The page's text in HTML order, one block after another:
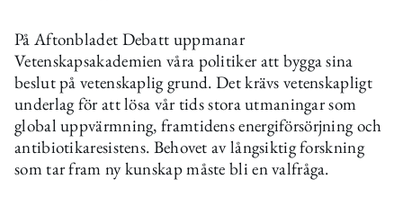
På Aftonbladet Debatt uppmanar
Vetenskapsakademien våra politiker att bygga sina
beslut på vetenskaplig grund. Det krävs vetenskapligt
underlag för att lösa vår tids stora utmaningar som
global uppvärmning, framtidens energiförsörjning och
antibiotikaresistens. Behovet av långsiktig forskning
som tar fram ny kunskap måste bli en valfråga.